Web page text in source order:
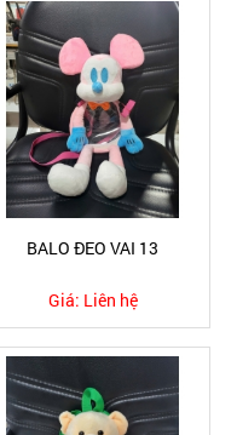
BALO ĐEO VAI 13
Giá: Liên hệ